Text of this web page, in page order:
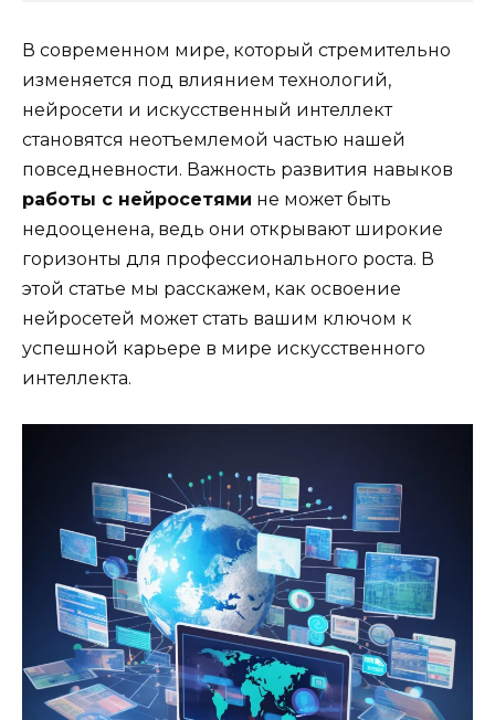
В современном мире, который стремительно
изменяется под влиянием технологий,
нейросети и искусственный интеллект
становятся неотъемлемой частью нашей
повседневности. Важность развития навыков
работы с нейросетями не может быть
недооценена, ведь они открывают широкие
горизонты для профессионального роста. В
этой статье мы расскажем, как освоение
нейросетей может стать вашим ключом к
успешной карьере в мире искусственного
интеллекта.